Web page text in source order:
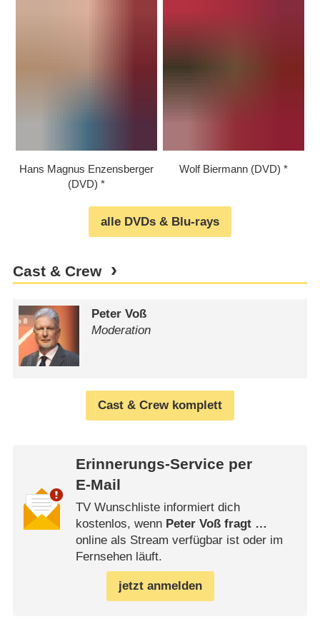
Hans Magnus Enzensberger
(DVD)
Wolf Biermann (DVD)
alle DVDs & Blu-rays
Cast & Crew
Peter Voß
Moderation
Cast & Crew komplett
Erinnerungs-Service per
E-Mail
TV Wunschliste informiert dich
kostenlos, wenn Peter Voß fragt …
online als Stream verfügbar ist oder im
Fernsehen läuft.
jetzt anmelden